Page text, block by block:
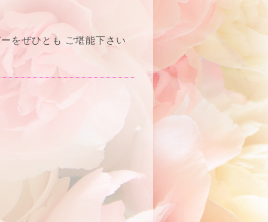
をぜひとも ご堪能下さい